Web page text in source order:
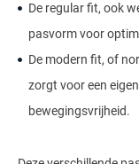
De regular fit, ook
pasvorm voor
De modern fit, of
zorgt voor een
bewegingsvrijheid.